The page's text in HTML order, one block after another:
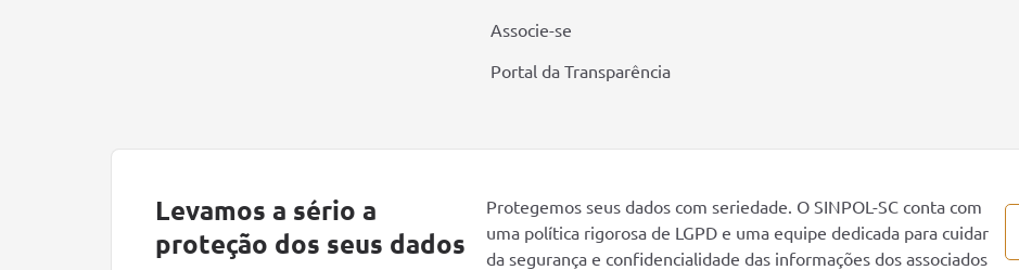
Associe-se
Portal da Transparência
Levamos a sério a
proteção dos seus dados
Protegemos seus dados com seriedade. O SINPOL-SC conta com
uma política rigorosa de LGPD e uma equipe dedicada para cuidar
da segurança e confidencialidade das informações dos associados